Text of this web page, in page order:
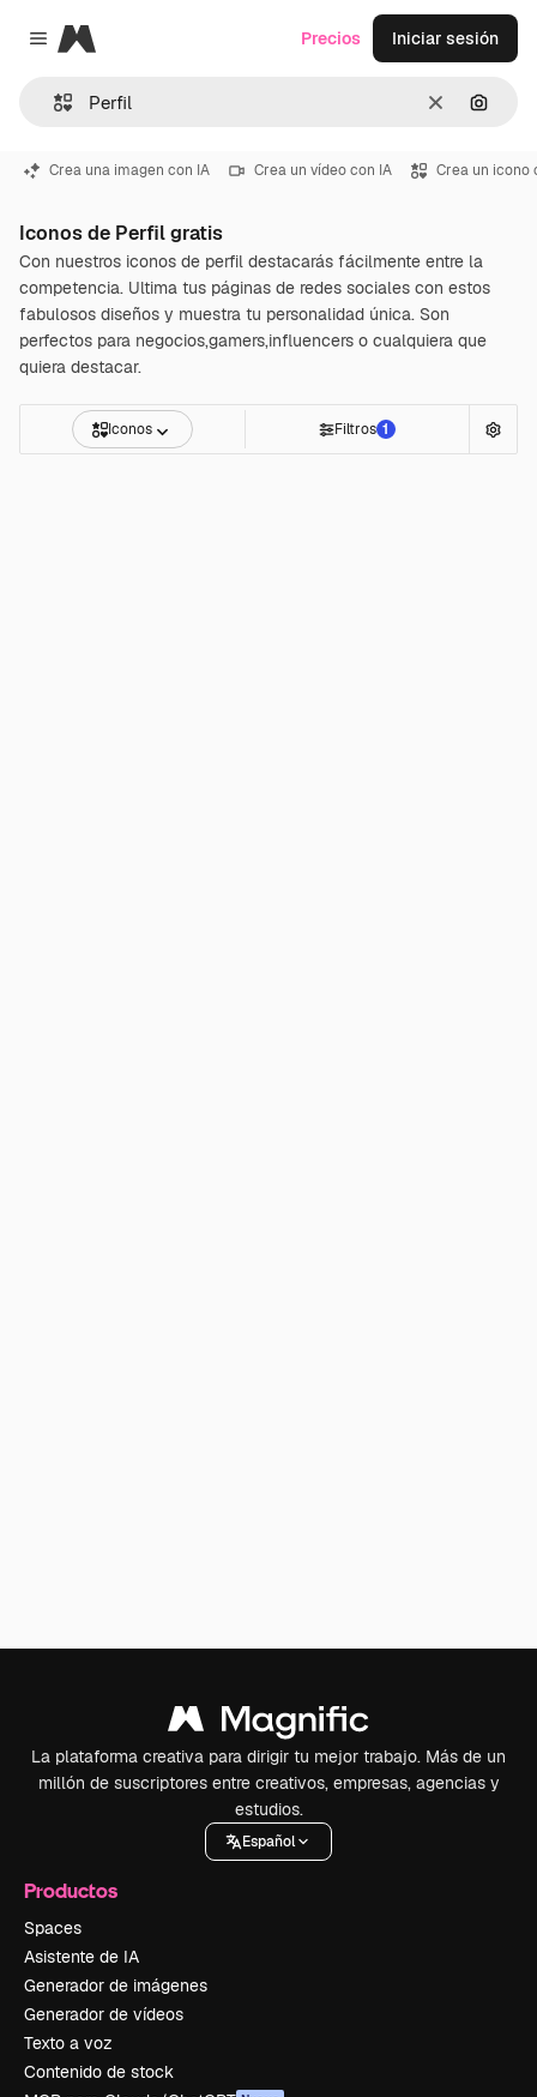
Close menu
Magnific
Borrar
Precios Iniciar sesión
Crea una imagen con IA Crea un vídeo con IA Crea un icono
Iconos de Perfil gratis
Con nuestros iconos de perfil destacarás fácilmente entre la
competencia. Ultima tus páginas de redes sociales con estos
fabulosos diseños y muestra tu personalidad única. Son
perfectos para negocios,gamers,influencers o cualquiera que
quiera destacar.
Iconos Filtros 1
La plataforma creativa para dirigir tu mejor trabajo. Más de un
millón de suscriptores entre creativos, empresas, agencias y
estudios.
Español
Productos
Spaces
Asistente de IA
Generador de imágenes
Generador de vídeos
Texto a voz
Contenido de stock